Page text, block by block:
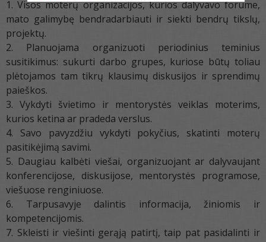
Visos moterų organizacijos, kurios dalyvavo forume,
mato galimybę bendradarbiauti ir siekti bendrų tikslų,
projektų.
Planuojama organizuoti periodinius teminius
susitikimus: sukurti darbo grupes, kuriose būtų toliau
plėtojamos tam tikrų klausimų diskusijos ir sprendimų
paieškos.
Vykdyti švietimo ir mentorystės veiklas moterims,
kurios ketina ar pradeda verslus.
Savo pavyzdžiu vykdyti pokyčius, skatinti moterų
pasitikėjimą savimi.
Daugiau kalbėti viešai, organizuojant ar dalyvaujant
konferencijose, diskusijose, mentorystės programose,
viešuose renginiuose.
Tarpusavyje dalintis informacija, žiniomis ir
kompetencijomis.
Skleisti ir viešinti gerąją patirtį, taip pat pasidalinti ir